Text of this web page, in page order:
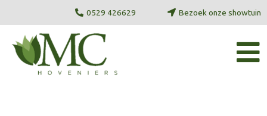
inhoud
0529 426629 Bezoek onze showtuin